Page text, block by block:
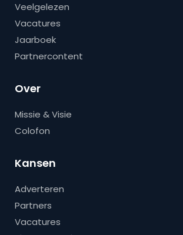
Veelgelezen
Vacatures
Jaarboek
Partnercontent
Over
Missie & Visie
Colofon
Kansen
Adverteren
Partners
Vacatures